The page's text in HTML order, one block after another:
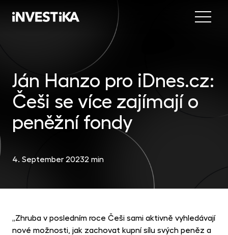
Menu
Ján Hanzo pro iDnes.cz:
Češi se více zajímají o
peněžní fondy
4. September 20232 min
„Zhruba v posledním roce Češi sami aktivně vyhledávají
nové možnosti, jak zachovat kupní sílu svých peněz a